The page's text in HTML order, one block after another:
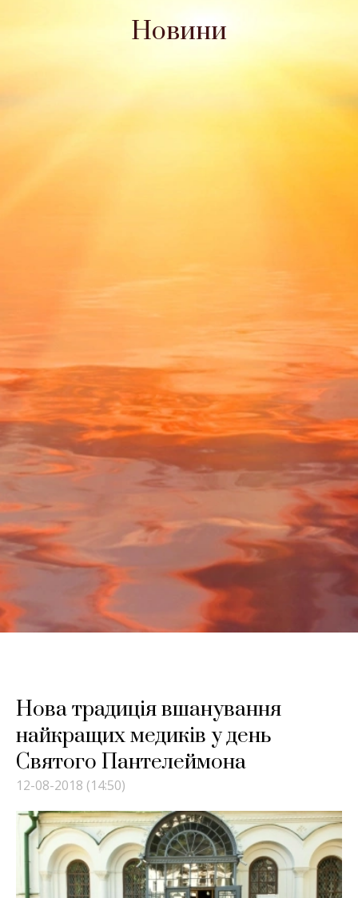
Новини
Нова традиція вшанування
найкращих медиків у день
Святого Пантелеймона
12-08-2018 (14:50)